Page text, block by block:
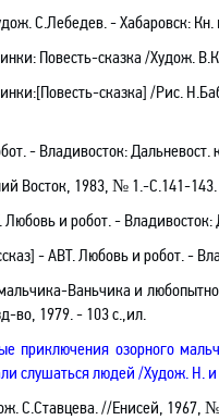
С.Лебедев. - Хабаровск:
Повесть-сказка /Худож.
сказка] /Рис.
.- Владивосток:
Восток, 1983, № 1.-С.141-143.
Любовь и робот.- Владивосток:
- АВТ. Любовь и робот.-
Ваньчика и
во, 1979. - 103 с.,ил.
приключения озорного
слушаться людей /Худож. Н.
С.Ставцева. //Енисей,